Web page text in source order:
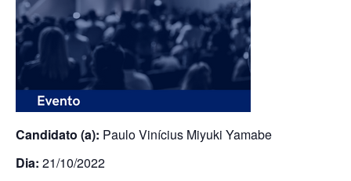
Candidato (a): Paulo Vinícius Miyuki Yamabe
Dia: 21/10/2022